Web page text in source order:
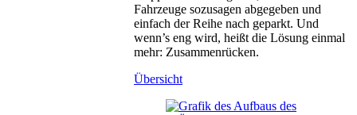
Fahrzeuge sozusagen abgegeben und
einfach der Reihe nach geparkt. Und
wenn’s eng wird, heißt die Lösung einmal
mehr: Zusammenrücken.
Übersicht